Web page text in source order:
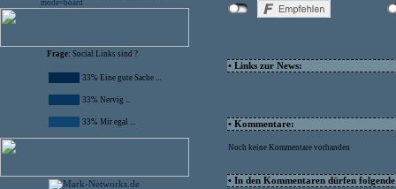
Frage: Social Links sind ?
33% Eine gute Sache ...
33% Nervig ...
33% Mir egal ...
• Links zur News:
• Kommentare:
Noch keine Kommentare vorhanden
• In den Kommentaren dürfen